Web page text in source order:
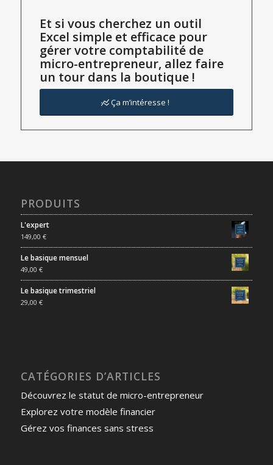
Et si vous cherchez un outil
Excel simple et efficace pour
gérer votre comptabilité de
micro-entrepreneur, allez faire
un tour dans la boutique !
Ça m’intéresse !
PRODUITS
L'expert
149,00 €
Le basique mensuel
49,00 €
Le basique trimestriel
29,00 €
CATÉGORIES D’ARTICLES
Découvrez le statut de micro-entrepreneur
Explorez votre modèle financier
Gérez vos finances sans stress